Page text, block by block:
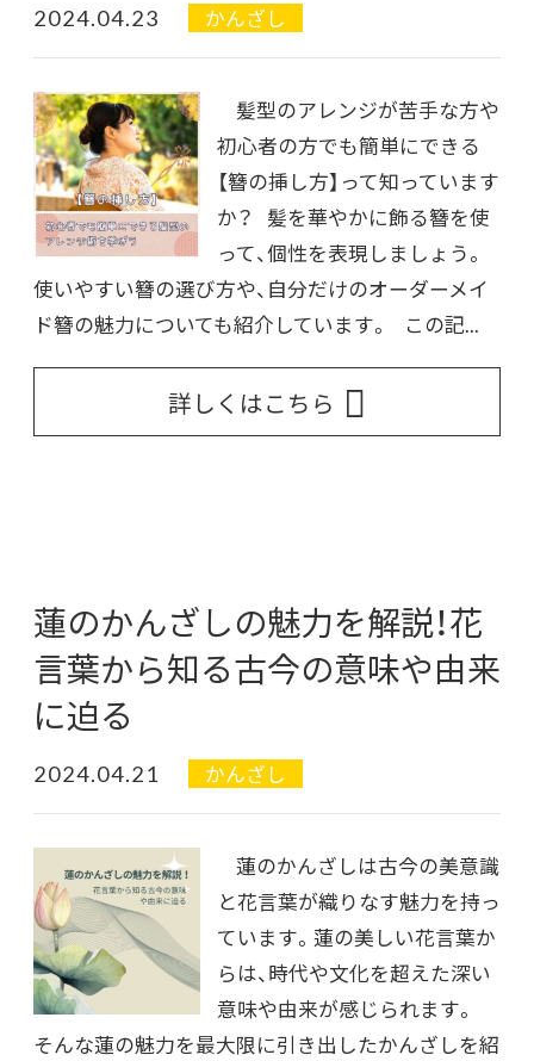
2024.04.23 かんざし
髪型のアレンジが苦手な方や
初心者の方でも簡単にできる
【簪の挿し方】って知っています
か？ 髪を華やかに飾る簪を使
って、個性を表現しましょう。
使いやすい簪の選び方や、自分だけのオーダーメイ
ド簪の魅力についても紹介しています。 この記...
詳しくはこちら
蓮のかんざしの魅力を解説！花
言葉から知る古今の意味や由来
に迫る
2024.04.21 かんざし
蓮のかんざしは古今の美意識
と花言葉が織りなす魅力を持っ
ています。蓮の美しい花言葉か
らは、時代や文化を超えた深い
意味や由来が感じられます。
そんな蓮の魅力を最大限に引き出したかんざしを紹